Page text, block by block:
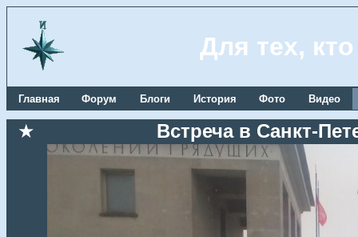
Для тех,
Главная Форум Блоги История Фото Видео
★ Встреча в Санкт-